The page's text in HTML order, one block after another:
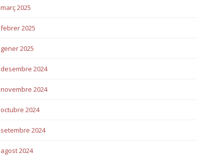
març 2025
febrer 2025
gener 2025
desembre 2024
novembre 2024
octubre 2024
setembre 2024
agost 2024